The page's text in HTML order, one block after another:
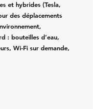
et hybrides (Tesla,
des déplacements
: bouteilles d’eau,
Wi-Fi sur demande,